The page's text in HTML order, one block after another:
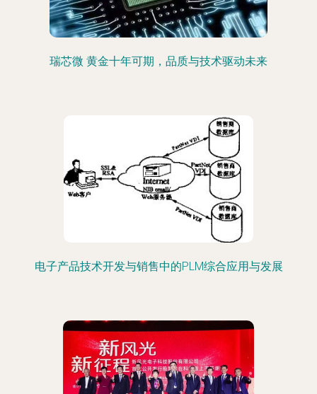
瑞芯微 黄金十年可期，品质与技术驱动未来
电子产品技术开发与销售中的PLM综合应用与发展